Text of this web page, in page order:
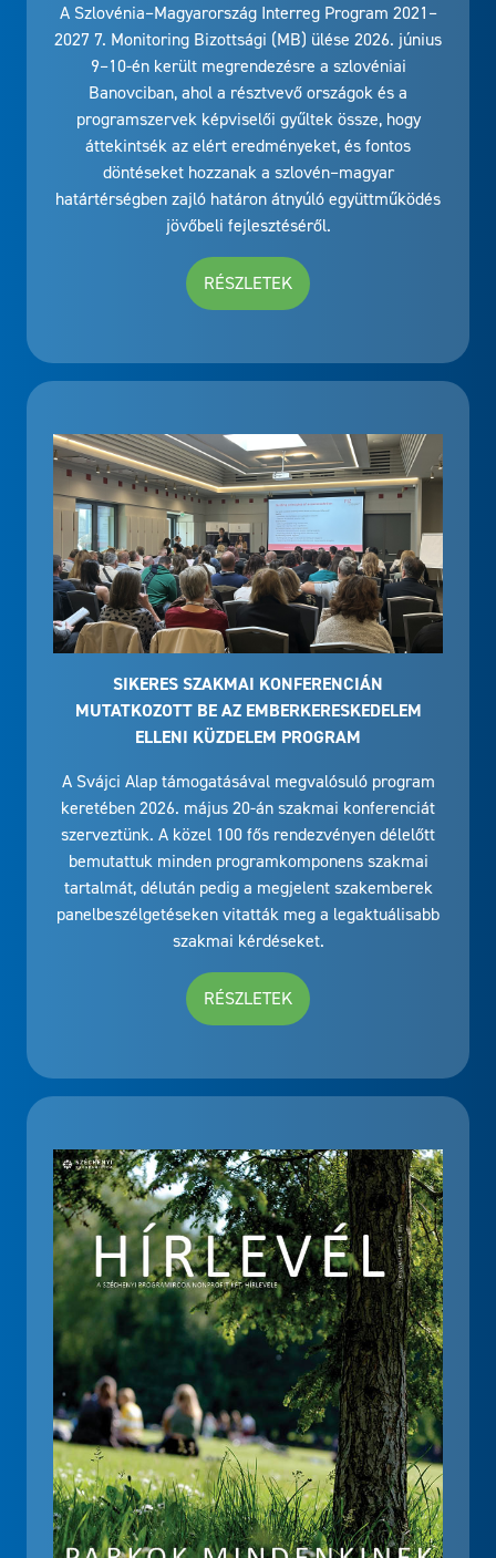
A Szlovénia–Magyarország Interreg Program 2021–
2027 7. Monitoring Bizottsági (MB) ülése 2026. június
9–10-én került megrendezésre a szlovéniai
Banovciban, ahol a résztvevő országok és a
programszervek képviselői gyűltek össze, hogy
áttekintsék az elért eredményeket, és fontos
döntéseket hozzanak a szlovén–magyar
határtérségben zajló határon átnyúló együttműködés
jövőbeli fejlesztéséről.
RÉSZLETEK
SIKERES SZAKMAI KONFERENCIÁN
MUTATKOZOTT BE AZ EMBERKERESKEDELEM
ELLENI KÜZDELEM PROGRAM
A Svájci Alap támogatásával megvalósuló program
keretében 2026. május 20-án szakmai konferenciát
szerveztünk. A közel 100 fős rendezvényen délelőtt
bemutattuk minden programkomponens szakmai
tartalmát, délután pedig a megjelent szakemberek
panelbeszélgetéseken vitatták meg a legaktuálisabb
szakmai kérdéseket.
RÉSZLETEK